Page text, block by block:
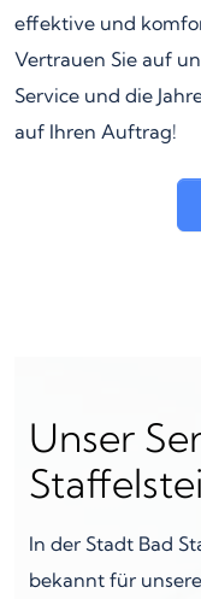
effektive und
Vertrauen Sie auf
Service und die
auf Ihren Auftrag!
Unser
In der Stadt Bad
bekannt für